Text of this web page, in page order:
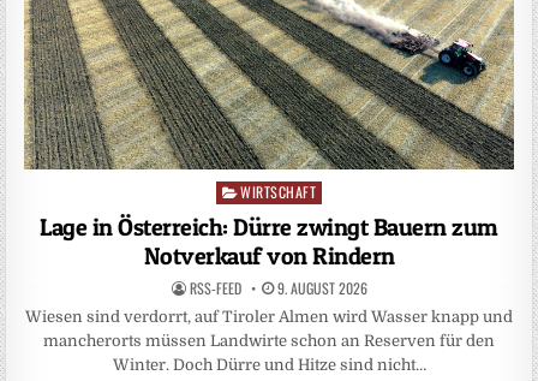
Posted
in
WIRTSCHAFT
Lage in Österreich: Dürre zwingt Bauern zum
Notverkauf von Rindern
RSS-FEED 9. AUGUST 2026
Wiesen sind verdorrt, auf Tiroler Almen wird Wasser knapp und
mancherorts müssen Landwirte schon an Reserven für den
Winter. Doch Dürre und Hitze sind nicht…